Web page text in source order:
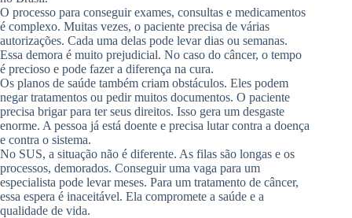
O processo para conseguir exames, consultas e medicamentos
é complexo. Muitas vezes, o paciente precisa de várias
autorizações. Cada uma delas pode levar dias ou semanas.
Essa demora é muito prejudicial. No caso do câncer, o tempo
é precioso e pode fazer a diferença na cura.
Os planos de saúde também criam obstáculos. Eles podem
negar tratamentos ou pedir muitos documentos. O paciente
precisa brigar para ter seus direitos. Isso gera um desgaste
enorme. A pessoa já está doente e precisa lutar contra a doença
e contra o sistema.
No SUS, a situação não é diferente. As filas são longas e os
processos, demorados. Conseguir uma vaga para um
especialista pode levar meses. Para um tratamento de câncer,
essa espera é inaceitável. Ela compromete a saúde e a
qualidade de vida.